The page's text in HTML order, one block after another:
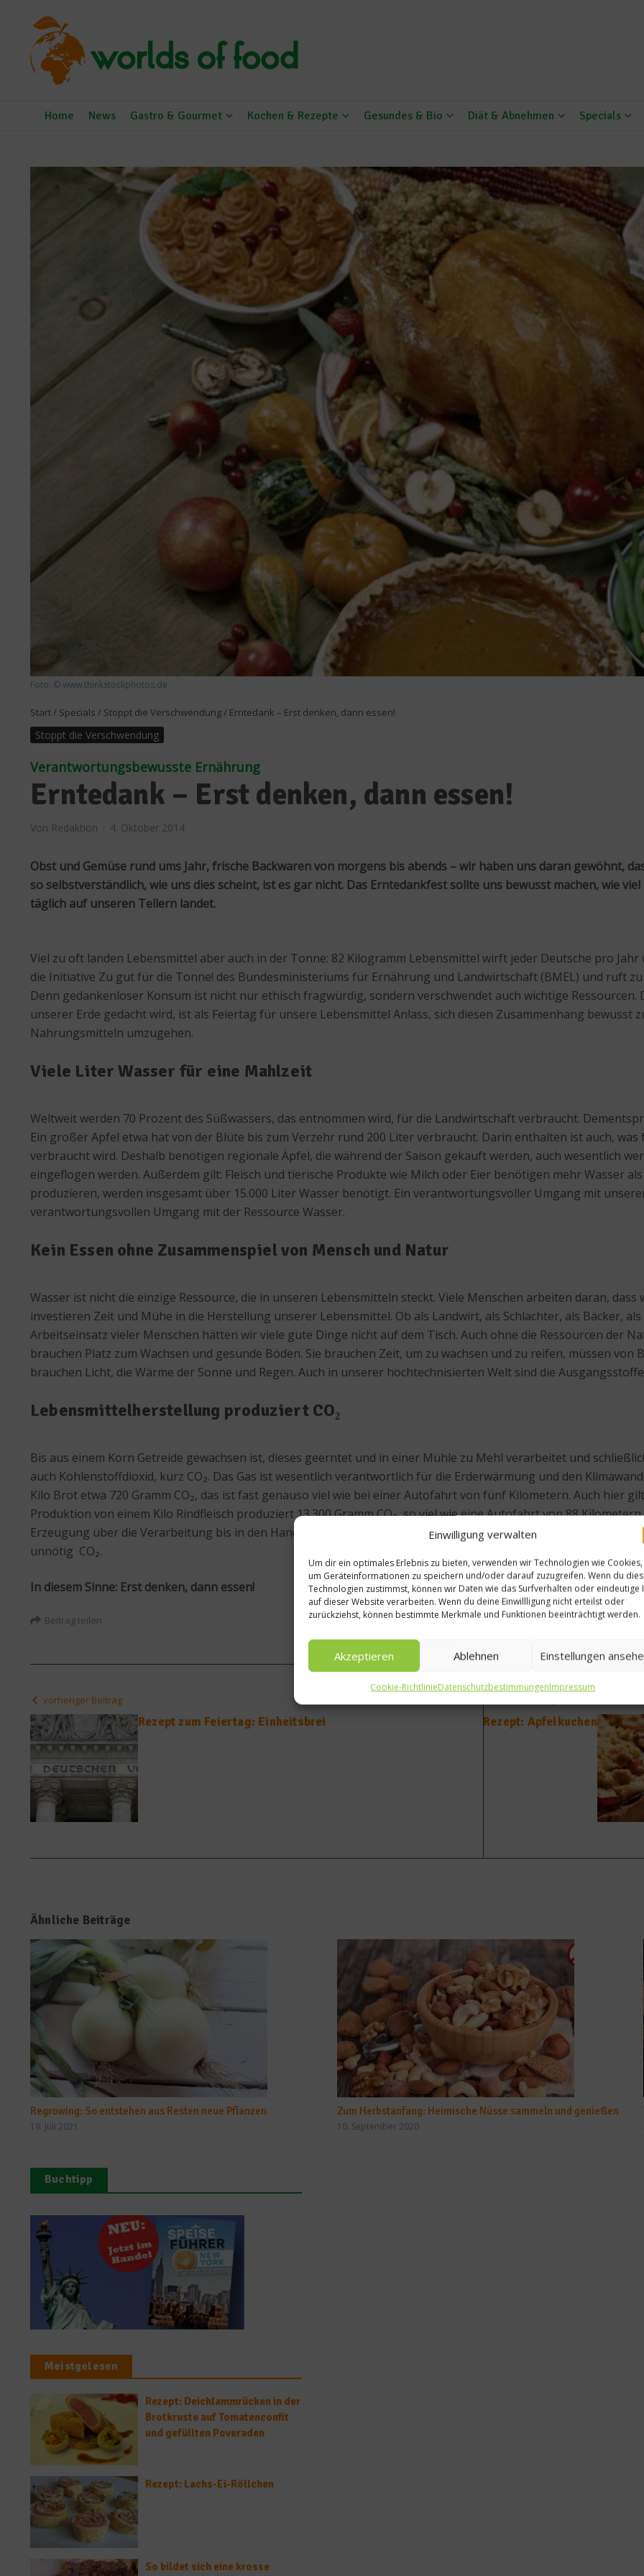
Einwilligung verwalten
Um dir ein optimales Erlebnis zu bieten, verwenden wir Technologien wie Cookies,
um Geräteinformationen zu speichern und/oder darauf zuzugreifen. Wenn du
Technologien zustimmst, können wir Daten wie das Surfverhalten oder eindeutige
auf dieser Website verarbeiten. Wenn du deine Einwillligung nicht erteilst oder
zurückziehst, können bestimmte Merkmale und Funktionen beeinträchtigt werden.
Akzeptieren Ablehnen Einstellungen
Cookie-RichtlinieDatenschutzbestimmungenImpressum
Home News Gastro & Gourmet Kochen & Rezepte Gesundes & Bio Diät & Abnehmen Specials
Foto: © www.thinkstockphotos.de
Start/ Specials / Stoppt die Verschwendung/ Erntedank – Erst denken, dann essen!
Stoppt die Verschwendung
Verantwortungsbewusste Ernährung
Erntedank – Erst denken, dann essen!
Von Redaktion 4. Oktober 2014
Obst und Gemüse rund ums Jahr, frische Backwaren von morgens bis abends – wir haben uns daran gewöhnt,
so selbstverständlich, wie uns dies scheint, ist es gar nicht. Das Erntedankfest sollte uns bewusst machen, wie
täglich auf unseren Tellern landet.
Viel zu oft landen Lebensmittel aber auch in der Tonne: 82 Kilogramm Lebensmittel wirft jeder Deutsche pro
die Initiative Zu gut für die Tonne! des Bundesministeriums für Ernährung und Landwirtschaft (BMEL) und ruft
Denn gedankenloser Konsum ist nicht nur ethisch fragwürdig, sondern verschwendet auch wichtige
unserer Erde gedacht wird, ist als Feiertag für unsere Lebensmittel Anlass, sich diesen Zusammenhang
Nahrungsmitteln umzugehen.
Viele Liter Wasser für eine Mahlzeit
Weltweit werden 70 Prozent des Süßwassers, das entnommen wird, für die Landwirtschaft verbraucht.
Ein großer Apfel etwa hat von der Blüte bis zum Verzehr rund 200 Liter verbraucht. Darin enthalten ist auch,
verbraucht wird. Deshalb benötigen regionale Äpfel, die während der Saison gekauft werden, auch wesentlich
eingeflogen werden. Außerdem gilt: Fleisch und tierische Produkte wie Milch oder Eier benötigen mehr Wasser
produzieren, werden insgesamt über 15.000 Liter Wasser benötigt. Ein verantwortungsvoller Umgang mit
verantwortungsvollen Umgang mit der Ressource Wasser.
Kein Essen ohne Zusammenspiel von Mensch und Natur
Wasser ist nicht die einzige Ressource, die in unseren Lebensmitteln steckt. Viele Menschen arbeiten daran,
investieren Zeit und Mühe in die Herstellung unserer Lebensmittel. Ob als Landwirt, als Schlachter, als Bäcker,
Arbeitseinsatz vieler Menschen hätten wir viele gute Dinge nicht auf dem Tisch. Auch ohne die Ressourcen der
brauchen Platz zum Wachsen und gesunde Böden. Sie brauchen Zeit, um zu wachsen und zu reifen, müssen
brauchen Licht, die Wärme der Sonne und Regen. Auch in unserer hochtechnisierten Welt sind die
Lebensmittelherstellung produziert CO₂
Bis aus einem Korn Getreide gewachsen ist, dieses geerntet und in einer Mühle zu Mehl verarbeitet und
auch Kohlenstoffdioxid, kurz CO₂. Das Gas ist wesentlich verantwortlich für die Erderwärmung und den
Kilo Brot etwa 720 Gramm CO₂, das ist fast genauso viel wie bei einer Autofahrt von fünf Kilometern. Auch hier
Produktion von einem Kilo Rindfleisch produziert 13.300 Gramm CO₂, so viel wie eine Autofahrt von 88
Erzeugung über die Verarbeitung bis in den Handel. Wenn Essen gedankenlos weggeworfen wird,
unnötig CO₂.
In diesem Sinne: Erst denken, dann essen!
Beitrag teilen
vorheriger Beitrag
Rezept zum Feiertag: Einheitsbrei Rezept: Apfelkuchen
Ähnliche Beiträge
Regrowing: So entstehen aus Resten neue Pflanzen
19. Juli 2021
Zum Herbstanfang: Heimische Nüsse sammeln und genießen
10. September 2020
Buchtipp
Meistgelesen
Rezept: Deichlammrücken in der
Brotkruste auf Tomatenconfit
und gefüllten Poveraden
Rezept: Lachs-Ei-Röllchen
So bildet sich eine krosse